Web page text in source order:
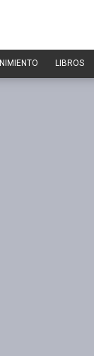
LIBROS